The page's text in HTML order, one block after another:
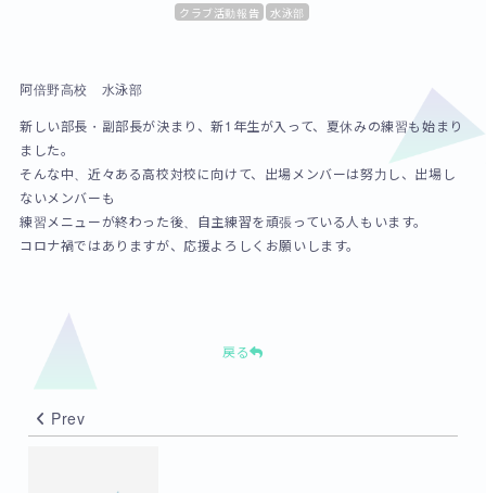
クラブ活動報告 水泳部
阿倍野高校 水泳部
新しい部長・副部長が決まり、新1年生が入って、夏休みの練習も始まり
ました。
そんな中、近々ある高校対校に向けて、出場メンバーは努力し、出場し
ないメンバーも
練習メニューが終わった後、自主練習を頑張っている人もいます。
コロナ禍ではありますが、応援よろしくお願いします。
戻る
Prev